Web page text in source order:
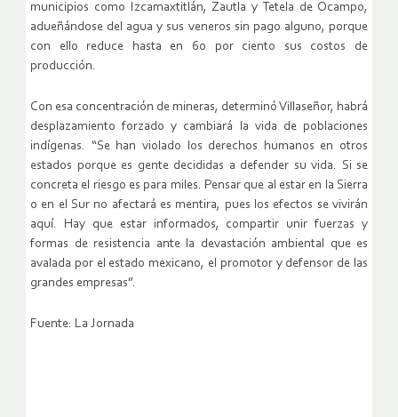
municipios como Izcamaxtitlán, Zautla y Tetela de Ocampo,
adueñándose del agua y sus veneros sin pago alguno, porque
con ello reduce hasta en 60 por ciento sus costos de
producción.
Con esa concentración de mineras, determinó Villaseñor, habrá
desplazamiento forzado y cambiará la vida de poblaciones
indígenas. “Se han violado los derechos humanos en otros
estados porque es gente decididas a defender su vida. Si se
concreta el riesgo es para miles. Pensar que al estar en la Sierra
o en el Sur no afectará es mentira, pues los efectos se vivirán
aquí. Hay que estar informados, compartir unir fuerzas y
formas de resistencia ante la devastación ambiental que es
avalada por el estado mexicano, el promotor y defensor de las
grandes empresas”.
Fuente: La Jornada